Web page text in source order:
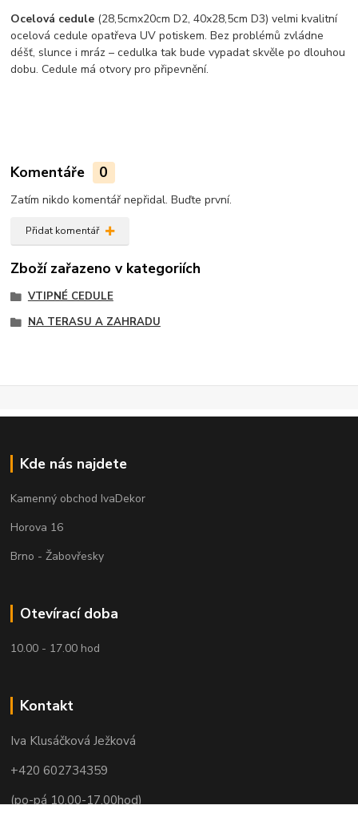
Ocelová cedule (28,5cmx20cm D2, 40x28,5cm D3) velmi kvalitní
ocelová cedule opatřeva UV potiskem. Bez problémů zvládne
déšť, slunce i mráz – cedulka tak bude vypadat skvěle po dlouhou
dobu. Cedule má otvory pro připevnění.
Komentáře 0
Zatím nikdo komentář nepřidal. Buďte první.
Přidat komentář
Zboží zařazeno v kategoriích
VTIPNÉ CEDULE
NA TERASU A ZAHRADU
Kde nás najdete
Kamenný obchod IvaDekor
Horova 16
Brno - Žabovřesky
Otevírací doba
10.00 - 17.00 hod
Kontakt
Iva Klusáčková Ježková
+420 602734359
(po-pá 10.00-17.00hod)